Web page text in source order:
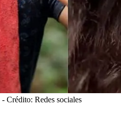
- Crédito: Redes sociales